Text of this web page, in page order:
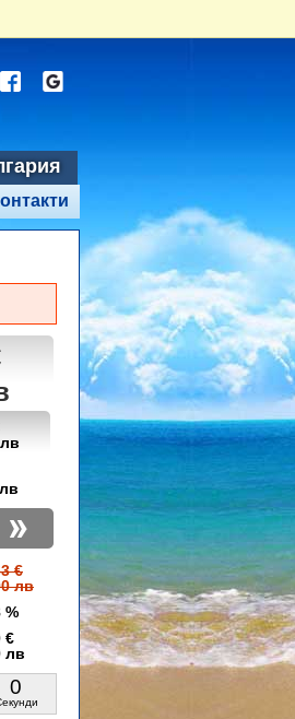
€
лв
%
€
лв
0